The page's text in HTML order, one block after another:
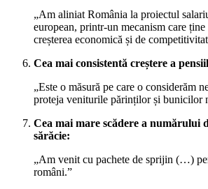
„Am aliniat România la proiectul
european, printr-un mecanism care ține
creșterea economică și de
Cea mai consistentă creștere a
„Este o măsură pe care o considerăm
proteja veniturile părinților și bunicilor
Cea mai mare scădere a numărului
sărăcie:
„Am venit cu pachete de sprijin (…)
români.”